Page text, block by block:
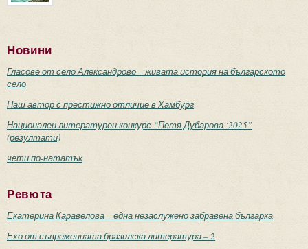
Новини
Гласове от село Александрово – живата история на българското
село
Наш автор с престижно отличие в Хамбург
Национален литературен конкурс “Петя Дубарова ‘2025”
(резултати)
чети по-нататък
Ревюта
Екатерина Каравелова – една незаслужено забравена българка
Ехо от съвременната бразилска литература – 2